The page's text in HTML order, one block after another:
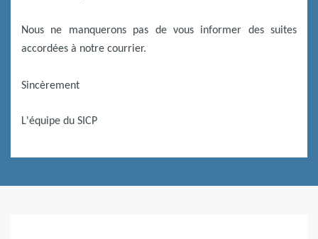
Nous ne manquerons pas de vous informer des suites
accordées à notre courrier.
Sincèrement
L'équipe du SICP